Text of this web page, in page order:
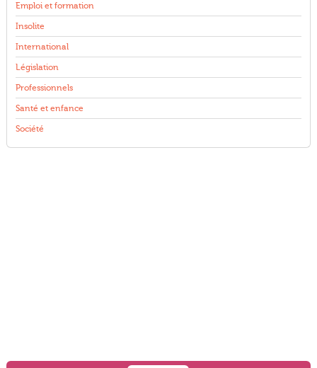
Emploi et formation
Insolite
International
Législation
Professionnels
Santé et enfance
Société